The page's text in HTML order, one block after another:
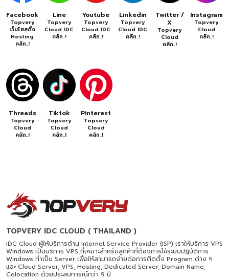
Facebook
Topvery
เว็บโฮสติ้ง
Hosting
คลิก..!
Line
Topvery
Cloud IDC
คลิก..!
Youtube
Topvery
Cloud IDC
คลิก..!
Linkedin
Topvery
Cloud IDC
คลิก..!
Twitter /
X
Topvery
Cloud
คลิก..!
Instagram
Topvery
Cloud
คลิก..!
Threads
Topvery
Cloud
คลิก..!
Tiktok
Topvery
Cloud
คลิก..!
Pinterest
Topvery
Cloud
คลิก..!
TOPVERY IDC CLOUD ( THAILAND )
IDC Cloud ผู้ให้บริการด้าน Internet Service Provider (ISP) เราให้บริการ VPS
Windows เป็นบริการ VPS ที่เหมาะสำหรับลูกค้าที่ต้องการใช้ระบบปฏิบัติการ
Windows ทำเป็น Server เพื่อให้สามารถง่ายต่อการติดตั้ง Program ต่าง ๆ
และ Cloud Server, VPS, Hosting, Dedicated Server, Domain Name,
Colocation ด้วยประสบการณ์กว่า 9 ปี